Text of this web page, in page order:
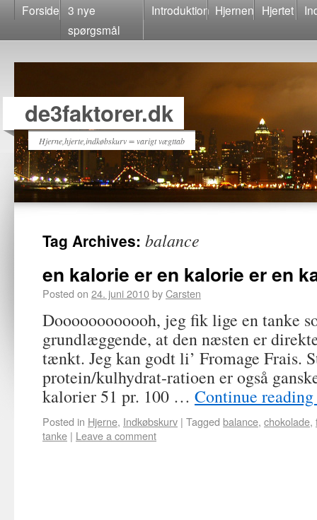
Forside 3 nye
spørgsmål
Introduktion Hjernen Hjertet
de3faktorer.dk
Hjerne,hjerte,indkøbskurv = varigt vægttab
Tag Archives: balance
en kalorie er en kalorie er en
Posted on 24. juni 2010byCarsten
Doooooooooooh, jeg fik lige en tanke
grundlæggende, at den næsten er
tænkt. Jeg kan godt li’ Fromage Frais.
protein/kulhydrat-ratioen er også
kalorier 51 pr. 100 … Continue reading
Posted in Hjerne, Indkøbskurv | Tagged balance, chokolade,
tanke | Leave a comment